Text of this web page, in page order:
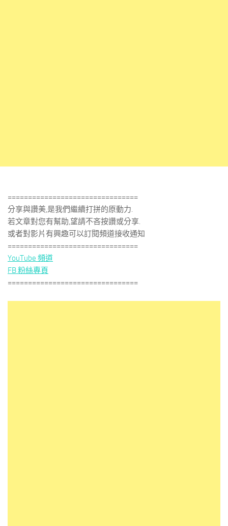
================================
分享與讚美,是我們繼續打拼的原動力.
若文章對您有幫助,望請不吝按讚或分享.
或者對影片有興趣可以訂閱頻道接收通知
================================
YouTube 頻道
FB 粉絲專頁
================================